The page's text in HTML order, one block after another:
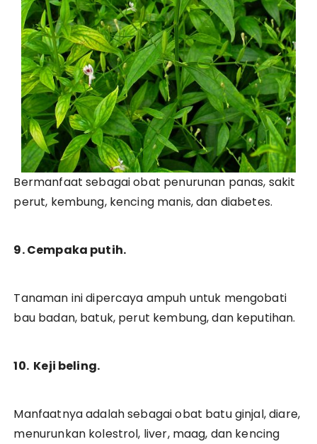
Bermanfaat sebagai obat penurunan panas, sakit
perut, kembung, kencing manis, dan diabetes.
9. Cempaka putih.
Tanaman ini dipercaya ampuh untuk mengobati
bau badan, batuk, perut kembung, dan keputihan.
10. Keji beling.
Manfaatnya adalah sebagai obat batu ginjal, diare,
menurunkan kolestrol, liver, maag, dan kencing